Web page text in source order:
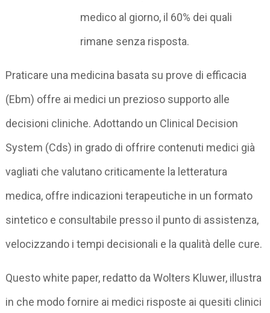
medico al giorno, il 60% dei quali
rimane senza risposta.
Praticare una medicina basata su prove di efficacia
(Ebm) offre ai medici un prezioso supporto alle
decisioni cliniche. Adottando un Clinical Decision
System (Cds) in grado di offrire contenuti medici già
vagliati che valutano criticamente la letteratura
medica, offre indicazioni terapeutiche in un formato
sintetico e consultabile presso il punto di assistenza,
velocizzando i tempi decisionali e la qualità delle cure.
Questo white paper, redatto da Wolters Kluwer, illustra
in che modo fornire ai medici risposte ai quesiti clinici